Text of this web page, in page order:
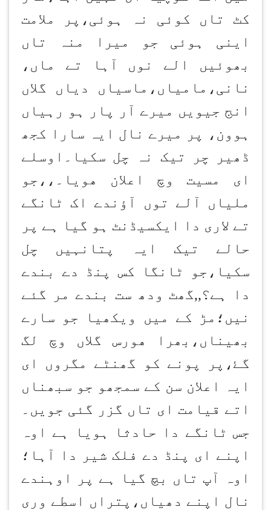
کٹ تاں کوئی نہ ہوئی،پر ملامت
اینی ہوئی جو میرا منہ تاں
بھوئیں الے نوں آہا تے ماں،
نانی،مامیاں،ماسیاں دیاں گلاں
انج جیویں میرے آر پار ہو رہیاں
ہوون، پر میرے نال ایہ سارا کجھ
ڈھیر چر تیک نہ چل سکیا۔اوسلے
ای مسیت وچ اعلان ھویا۔،،جو
ملیاں آلے توں آؤندے اک ٹانگے
تے لاری دا ایکسیڈنٹ ہو گیا ہے پر
حالے تیک ایہ پتانہیں چل
سکیا،جو ٹانگا کس پنڈ دے بندے
دا ہے؟,,گھٹ ودھ ست بندے مر گئے
نیں؛مڑ کے میں ویکھیا جو سارے
بھیناں،بھرا ھورس گلاں وچ لگ
گ ۓ،پر پونے کو گھنٹے مگروں ای
ایہ اعلان سن کے سمجھو جو سبھناں
اتے قیامت ای تاں گزر گئی جویں۔
جس ٹانگے دا حادثا ہویا ہے اوہ
اپنے ای پنڈ دے فلک شیر دا آہا؛
اوہ آپ تاں بچ گیا ہے پر اوہندے
نال اپنے دھیاں،پتراں اسطے وری